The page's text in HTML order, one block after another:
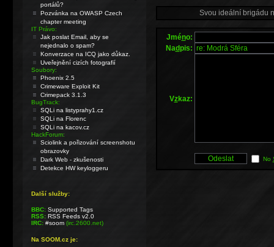
Svou ideální brigádu
Jméno:
Nadpis:
Vzkaz:
No
portálů?
Pozvánka na OWASP Czech
chapter meeting
IT Právo:
Jak poslat Email, aby se
nejednalo o spam?
Konverzace na ICQ jako důkaz.
Uveřejnění cizích fotografií
Soubory:
Phoenix 2.5
Crimeware Exploit Kit
Crimepack 3.1.3
BugTrack:
SQLi na listyprahy1.cz
SQLi na Florenc
SQLi na kacov.cz
HackForum:
Sciolink a pořizování screenshotu
obrazovky
Dark Web - zkušenosti
Detekce HW keyloggeru
Další služby:
BBC: Supported Tags
RSS: RSS Feeds v2.0
IRC: #soom(irc.2600.net)
Na SOOM.cz je: